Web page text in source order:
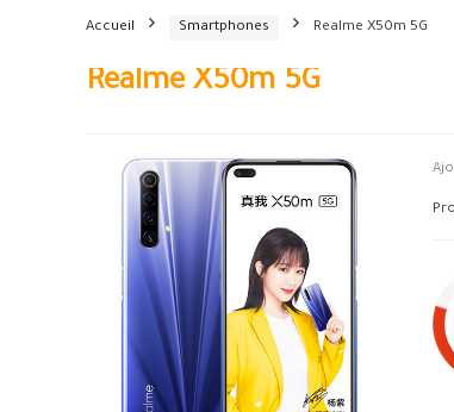
Accueil Smartphones Realme X50m 5G
Realme X50m 5G